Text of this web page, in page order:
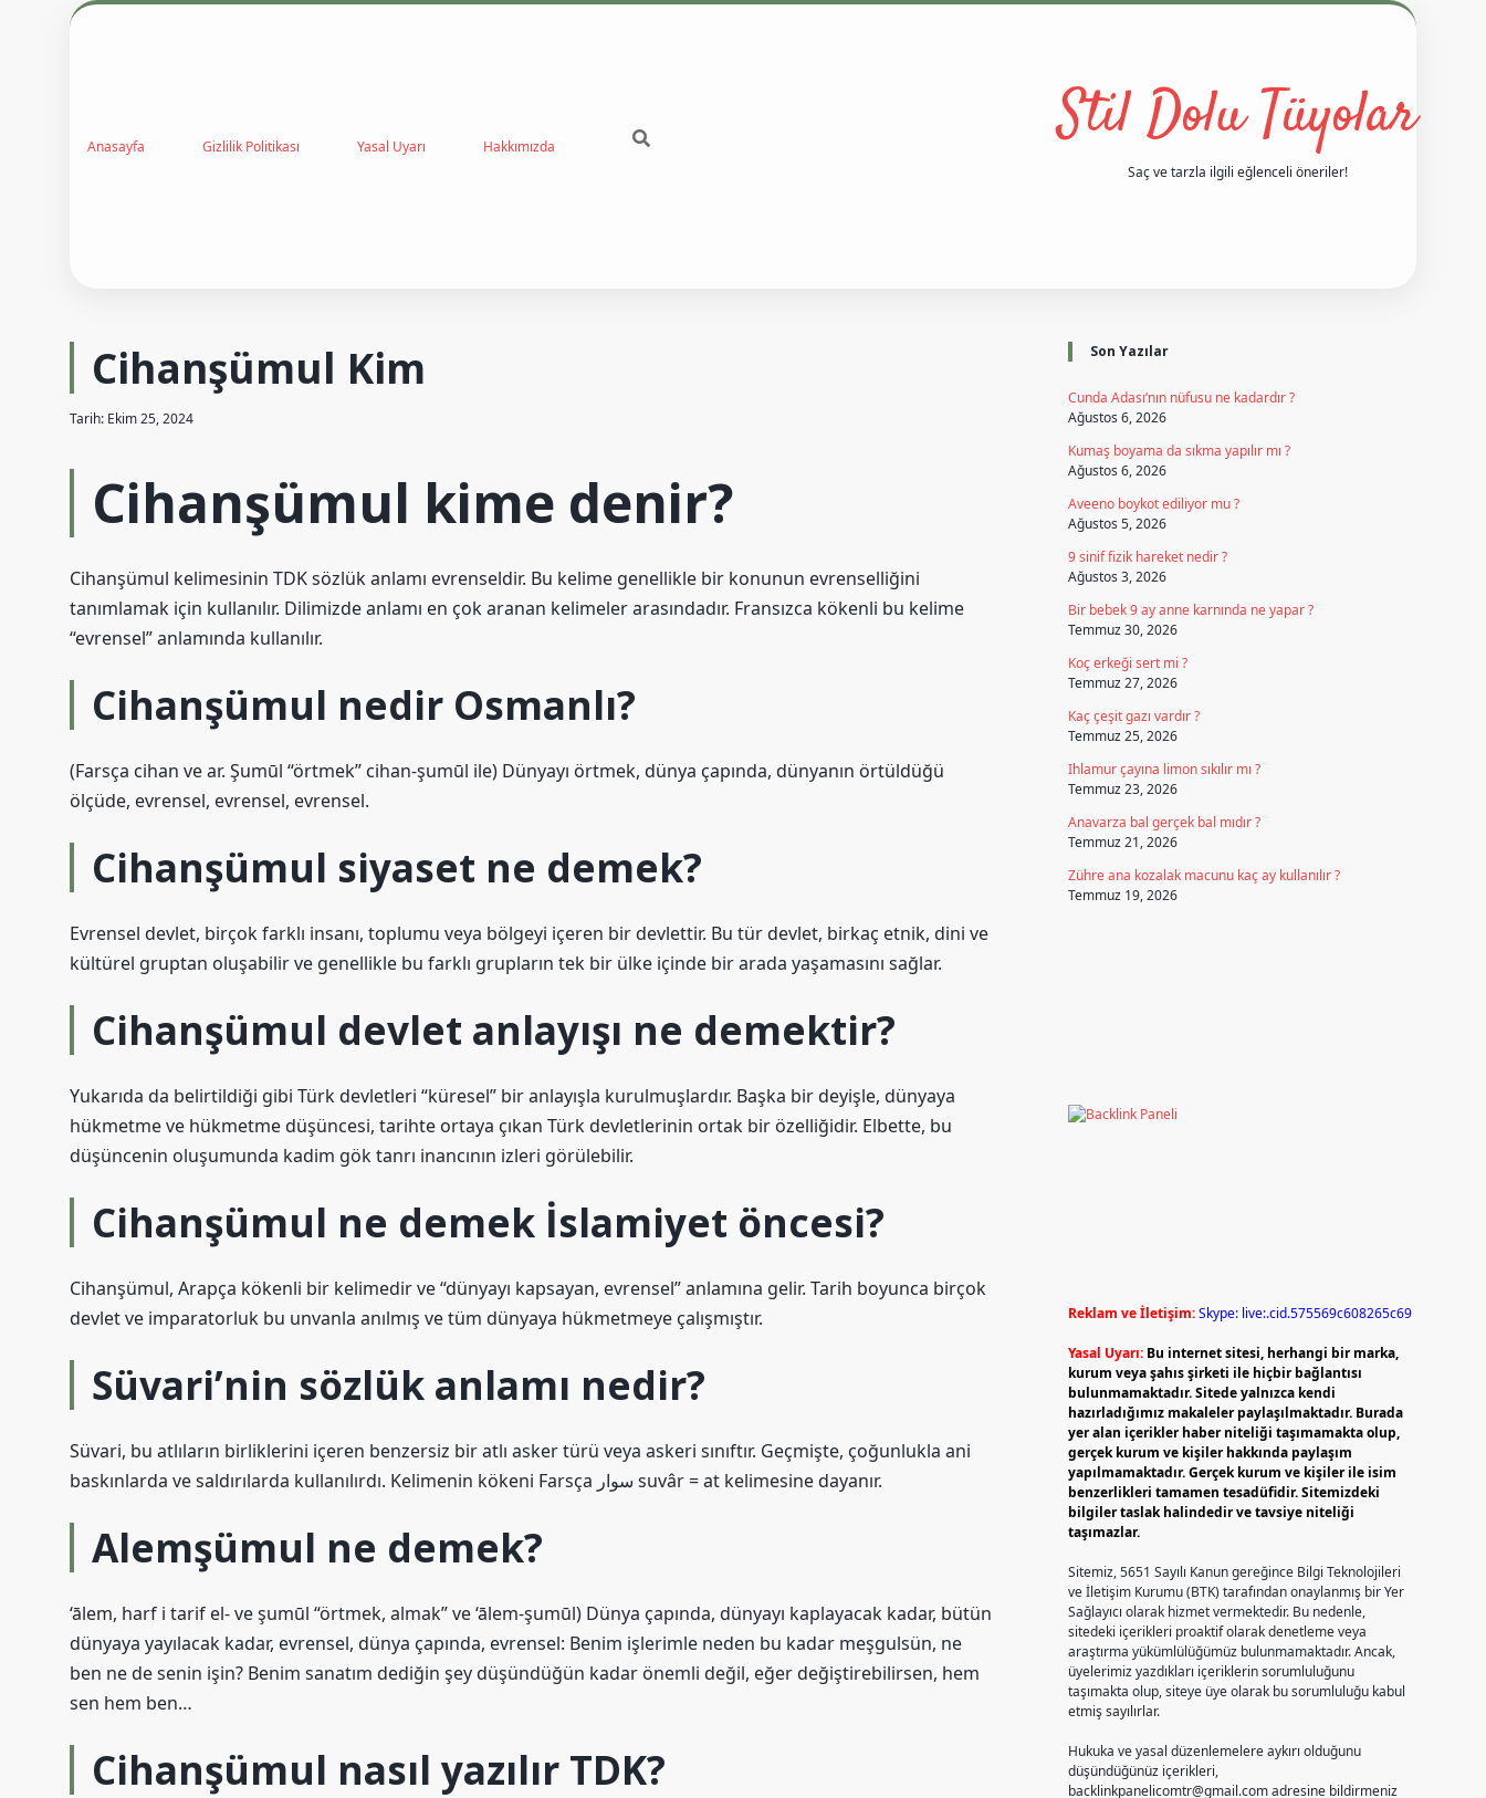
Anasayfa Gizlilik Politikası Yasal Uyarı Hakkımızda Stil Dolu Tüyolar
Saç ve tarzla ilgili eğlenceli öneriler!
Cihanşümul Kim
Tarih: Ekim 25, 2024
Cihanşümul kime denir?
Cihanşümul kelimesinin TDK sözlük anlamı evrenseldir. Bu kelime genellikle bir konunun evrenselliğini
tanımlamak için kullanılır. Dilimizde anlamı en çok aranan kelimeler arasındadır. Fransızca kökenli bu kelime
“evrensel” anlamında kullanılır.
Cihanşümul nedir Osmanlı?
(Farsça cihan ve ar. Şumūl “örtmek” cihan-şumūl ile) Dünyayı örtmek, dünya çapında, dünyanın örtüldüğü
ölçüde, evrensel, evrensel, evrensel.
Cihanşümul siyaset ne demek?
Evrensel devlet, birçok farklı insanı, toplumu veya bölgeyi içeren bir devlettir. Bu tür devlet, birkaç etnik, dini ve
kültürel gruptan oluşabilir ve genellikle bu farklı grupların tek bir ülke içinde bir arada yaşamasını sağlar.
Cihanşümul devlet anlayışı ne demektir?
Yukarıda da belirtildiği gibi Türk devletleri “küresel” bir anlayışla kurulmuşlardır. Başka bir deyişle, dünyaya
hükmetme ve hükmetme düşüncesi, tarihte ortaya çıkan Türk devletlerinin ortak bir özelliğidir. Elbette, bu
düşüncenin oluşumunda kadim gök tanrı inancının izleri görülebilir.
Cihanşümul ne demek İslamiyet öncesi?
Cihanşümul, Arapça kökenli bir kelimedir ve “dünyayı kapsayan, evrensel” anlamına gelir. Tarih boyunca birçok
devlet ve imparatorluk bu unvanla anılmış ve tüm dünyaya hükmetmeye çalışmıştır.
Süvari’nin sözlük anlamı nedir?
Süvari, bu atlıların birliklerini içeren benzersiz bir atlı asker türü veya askeri sınıftır. Geçmişte, çoğunlukla ani
baskınlarda ve saldırılarda kullanılırdı. Kelimenin kökeni Farsça سوار suvâr = at kelimesine dayanır.
Alemşümul ne demek?
‘ālem, harf i tarif el- ve şumūl “örtmek, almak” ve ‘ālem-şumūl) Dünya çapında, dünyayı kaplayacak kadar, bütün
dünyaya yayılacak kadar, evrensel, dünya çapında, evrensel: Benim işlerimle neden bu kadar meşgulsün, ne
ben ne de senin işin? Benim sanatım dediğin şey düşündüğün kadar önemli değil, eğer değiştirebilirsen, hem
sen hem ben…
Cihanşümul nasıl yazılır TDK?
Sidebar
Son Yazılar
Cunda Adası’nın nüfusu ne kadardır ?
Ağustos 6, 2026
Kumaş boyama da sıkma yapılır mı ?
Ağustos 6, 2026
Aveeno boykot ediliyor mu ?
Ağustos 5, 2026
9 sinif fizik hareket nedir ?
Ağustos 3, 2026
Bir bebek 9 ay anne karnında ne yapar ?
Temmuz 30, 2026
Koç erkeği sert mi ?
Temmuz 27, 2026
Kaç çeşit gazı vardır ?
Temmuz 25, 2026
Ihlamur çayına limon sıkılır mı ?
Temmuz 23, 2026
Anavarza bal gerçek bal mıdır ?
Temmuz 21, 2026
Zühre ana kozalak macunu kaç ay kullanılır ?
Temmuz 19, 2026
Reklam ve İletişim:Skype: live:.cid.575569c608265c69
Yasal Uyarı: Bu internet sitesi, herhangi bir marka,
kurum veya şahıs şirketi ile hiçbir bağlantısı
bulunmamaktadır. Sitede yalnızca kendi
hazırladığımız makaleler paylaşılmaktadır. Burada
yer alan içerikler haber niteliği taşımamakta olup,
gerçek kurum ve kişiler hakkında paylaşım
yapılmamaktadır. Gerçek kurum ve kişiler ile isim
benzerlikleri tamamen tesadüfidir. Sitemizdeki
bilgiler taslak halindedir ve tavsiye niteliği
taşımazlar.
Sitemiz, 5651 Sayılı Kanun gereğince Bilgi Teknolojileri
ve İletişim Kurumu (BTK) tarafından onaylanmış bir Yer
Sağlayıcı olarak hizmet vermektedir. Bu nedenle,
sitedeki içerikleri proaktif olarak denetleme veya
araştırma yükümlülüğümüz bulunmamaktadır. Ancak,
üyelerimiz yazdıkları içeriklerin sorumluluğunu
taşımakta olup, siteye üye olarak bu sorumluluğu kabul
etmiş sayılırlar.
Hukuka ve yasal düzenlemelere aykırı olduğunu
düşündüğünüz içerikleri,
backlinkpanelicomtr@gmail.comadresine bildirmeniz